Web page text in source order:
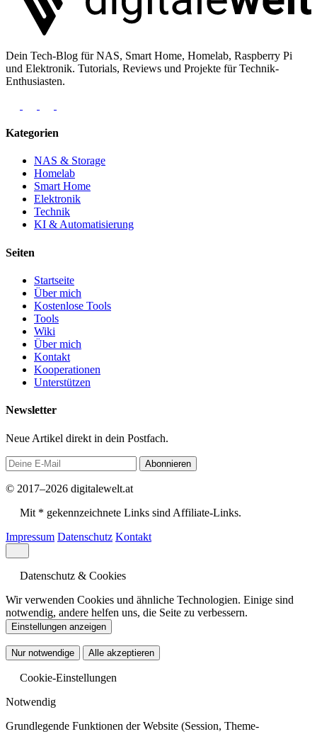
Dein Tech-Blog für NAS, Smart Home, Homelab, Raspberry Pi
und Elektronik. Tutorials, Reviews und Projekte für Technik-
Enthusiasten.
Kategorien
NAS & Storage
Homelab
Smart Home
Elektronik
Technik
KI & Automatisierung
Seiten
Startseite
Über mich
Kostenlose Tools
Tools
Wiki
Über mich
Kontakt
Kooperationen
Unterstützen
Newsletter
Neue Artikel direkt in dein Postfach.
Abonnieren
© 2017–2026 digitalewelt.at
Mit * gekennzeichnete Links sind Affiliate-Links.
Impressum Datenschutz Kontakt
Datenschutz & Cookies
Wir verwenden Cookies und ähnliche Technologien. Einige sind
notwendig, andere helfen uns, die Seite zu verbessern.
Einstellungen anzeigen
Nur notwendige Alle akzeptieren
Cookie-Einstellungen
Notwendig
Grundlegende Funktionen der Website (Session, Theme-